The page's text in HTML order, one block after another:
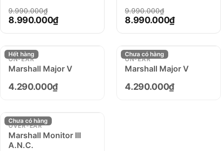
8.990.000₫
9.990.000₫
8.990.000₫
9.990.000₫
Hết hàng
ON-EAR
Marshall Major V
4.290.000₫
Chưa có hàng
ON-EAR
Marshall Major V
4.290.000₫
Chưa có hàng
OVER-EAR
Marshall Monitor III
A.N.C.